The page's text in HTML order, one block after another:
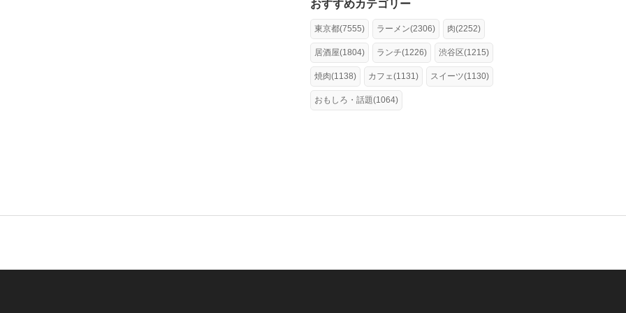
おすすめカテゴリー
東京都(7555) ラーメン(2306) 肉(2252)
居酒屋(1804) ランチ(1226) 渋谷区(1215)
焼肉(1138) カフェ(1131) スイーツ(1130)
おもしろ・話題(1064)